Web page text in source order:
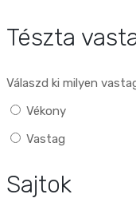
Tészta
Válaszd ki milyen
Vékony
Vastag
Sajtok